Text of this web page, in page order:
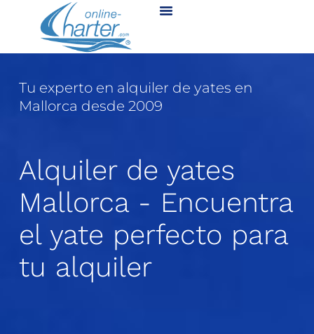
Tu experto en alquiler de yates en
Mallorca desde 2009
Alquiler de yates
Mallorca - Encuentra
el yate perfecto para
tu alquiler